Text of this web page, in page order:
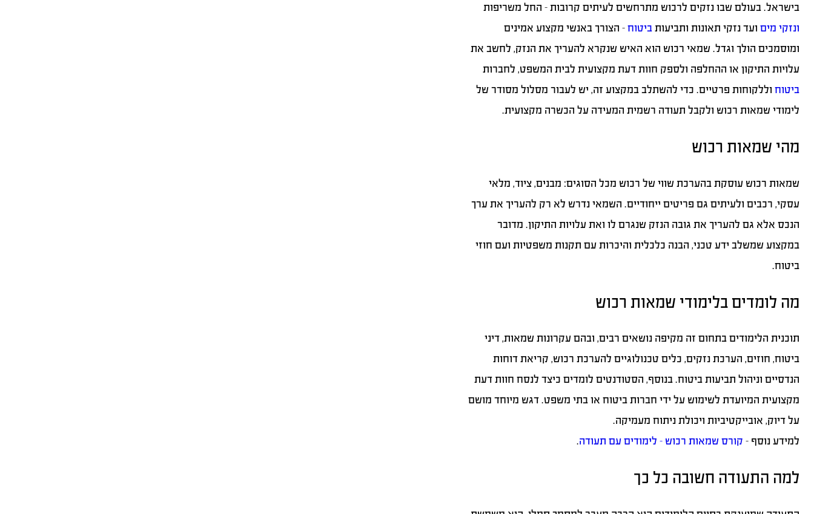
בישראל. בעולם שבו נזקים לרכוש מתרחשים לעיתים קרובות – החל משריפות
ונזקי מים ועד נזקי תאונות ותביעותביטוח– הצורך באנשי מקצוע אמינים
ומוסמכים הולך וגדל. שמאי רכוש הוא האיש שנקרא להעריך את הנזק, לחשב את
עלויות התיקון או ההחלפה ולספק חוות דעת מקצועית לבית המשפט, לחברות
ביטוח וללקוחות פרטיים. כדי להשתלב במקצוע זה, יש לעבור מסלול מסודר של
לימודי שמאות רכוש ולקבל תעודה רשמית המעידה על הכשרה מקצועית.
מהי שמאות רכוש
שמאות רכוש עוסקת בהערכת שווי של רכוש מכל הסוגים: מבנים, ציוד, מלאי
עסקי, רכבים ולעיתים גם פריטים ייחודיים. השמאי נדרש לא רק להעריך את ערך
הנכס אלא גם להעריך את גובה הנזק שנגרם לו ואת עלויות התיקון. מדובר
במקצוע שמשלב ידע טכני, הבנה כלכלית והיכרות עם תקנות משפטיות ועם חוזי
ביטוח.
מה לומדים בלימודי שמאות רכוש
תוכנית הלימודים בתחום זה מקיפה נושאים רבים, ובהם עקרונות שמאות, דיני
ביטוח, חוזים, הערכת נזקים, כלים טכנולוגיים להערכת רכוש, קריאת דוחות
הנדסיים וניהול תביעות ביטוח. בנוסף, הסטודנטים לומדים כיצד לנסח חוות דעת
מקצועית המיועדת לשימוש על ידי חברות ביטוח או בתי משפט. דגש מיוחד מושם
על דיוק, אובייקטיביות ויכולת ניתוח מעמיקה.
למידע נוסף – קורס שמאות רכוש – לימודים עם תעודה.
למה התעודה חשובה כל כך